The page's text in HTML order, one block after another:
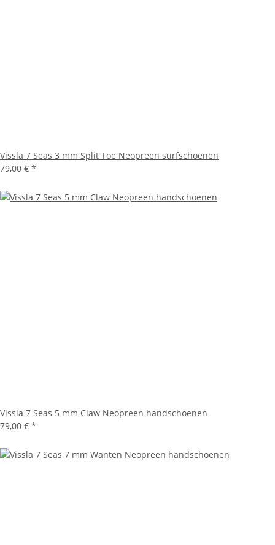
Vissla 7 Seas 3 mm Split Toe Neopreen surfschoenen
79,00 € *
Vissla 7 Seas 5 mm Claw Neopreen handschoenen
79,00 € *